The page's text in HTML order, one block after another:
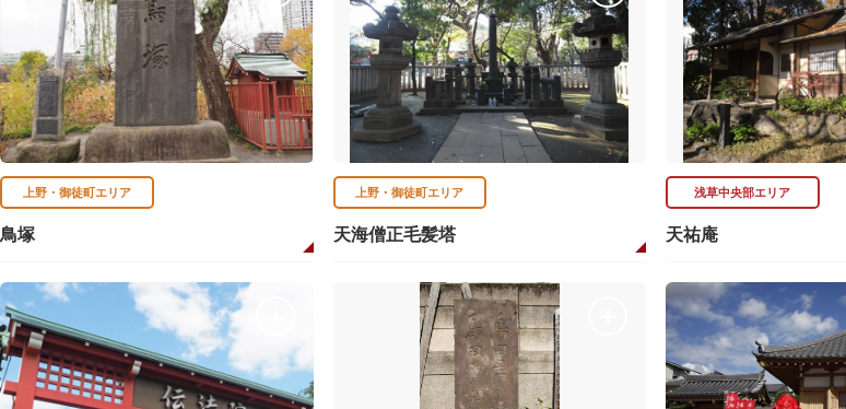
上野・御徒町エリア
鳥塚
上野・御徒町エリア
天海僧正毛髪塔
浅草中央部エリア
天祐庵